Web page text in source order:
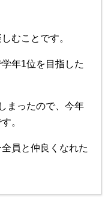
むことです。
年1位を目指した
まったので、今年
。
員と仲良くなれた